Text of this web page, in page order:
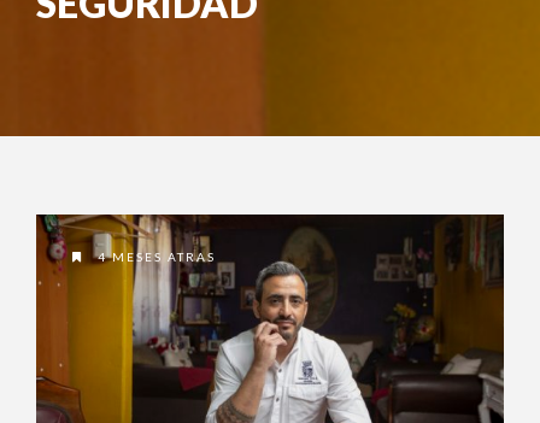
4 MESES ATRAS
Encuentros El Mercurio ?
Suscríbase
¿Alguna duda o consulta?
Llámenos al +562 27536300ó escríbanos a
soportedigital@mercurio.cl